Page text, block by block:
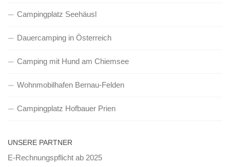
Campingplatz Seehäusl
Dauercamping in Österreich
Camping mit Hund am Chiemsee
Wohnmobilhafen Bernau-Felden
Campingplatz Hofbauer Prien
UNSERE PARTNER
E-Rechnungspflicht ab 2025